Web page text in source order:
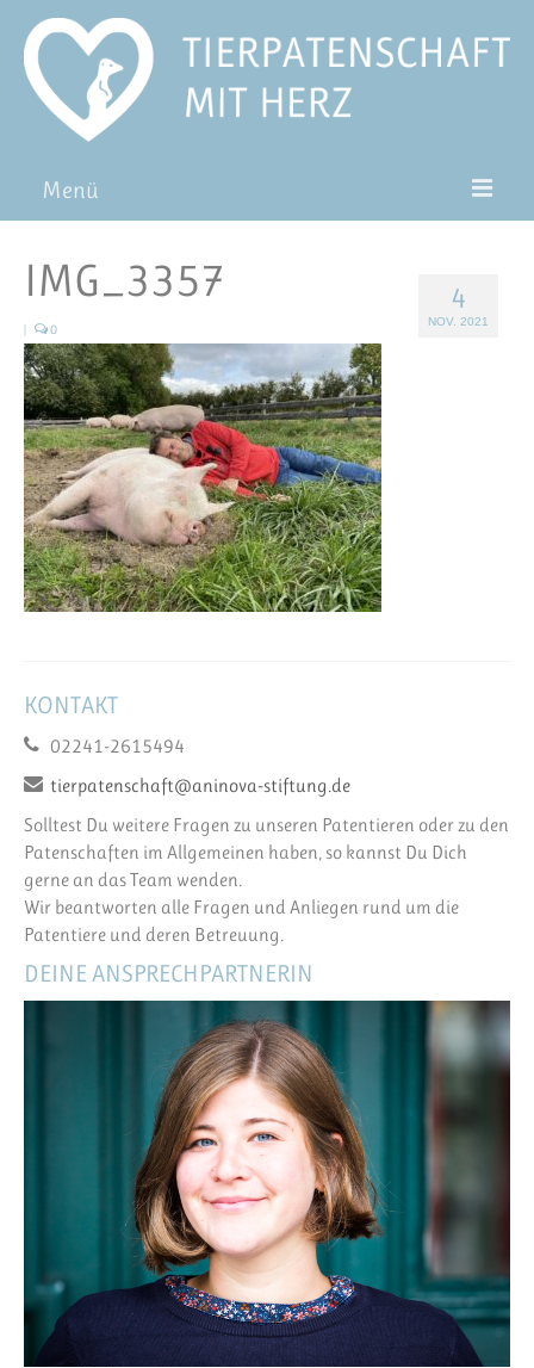
Menü
Pat*in werden
Patenschaft verschenken
Blog
FAQ
4
NOV. 2021
IMG_3357
| 0
KONTAKT
02241-2615494
tierpatenschaft@aninova-stiftung.de
Solltest Du weitere Fragen zu unseren Patentieren oder zu den
Patenschaften im Allgemeinen haben, so kannst Du Dich
gerne an das Team wenden.
Wir beantworten alle Fragen und Anliegen rund um die
Patentiere und deren Betreuung.
DEINE ANSPRECHPARTNERIN